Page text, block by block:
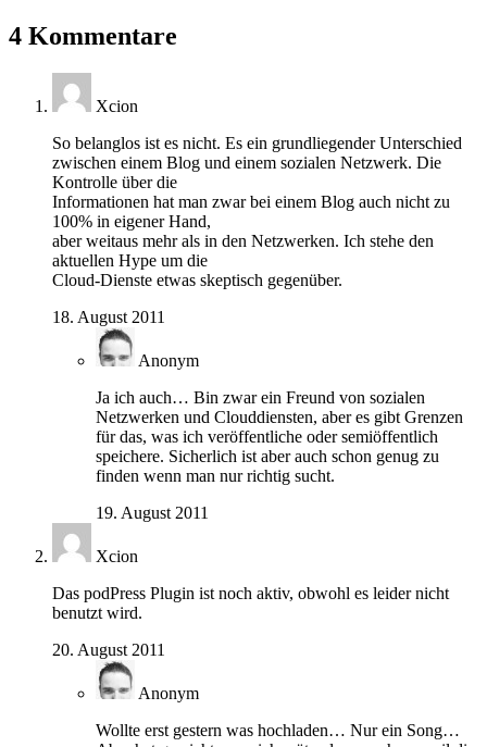
4 Kommentare
Xcion
So belanglos ist es nicht. Es ein grundliegender Unterschied
zwischen einem Blog und einem sozialen Netzwerk. Die
Kontrolle über die
Informationen hat man zwar bei einem Blog auch nicht zu
100% in eigener Hand,
aber weitaus mehr als in den Netzwerken. Ich stehe den
aktuellen Hype um die
Cloud-Dienste etwas skeptisch gegenüber.
18. August 2011
Anonym
Ja ich auch… Bin zwar ein Freund von sozialen
Netzwerken und Clouddiensten, aber es gibt Grenzen
für das, was ich veröffentliche oder semiöffentlich
speichere. Sicherlich ist aber auch schon genug zu
finden wenn man nur richtig sucht.
19. August 2011
Xcion
Das podPress Plugin ist noch aktiv, obwohl es leider nicht
benutzt wird.
20. August 2011
Anonym
Wollte erst gestern was hochladen… Nur ein Song…